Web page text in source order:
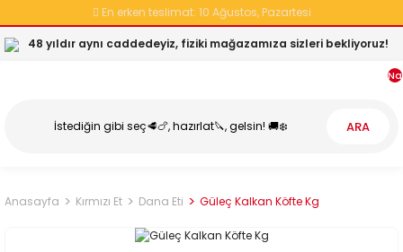
En erken teslimat: 10 Ağustos, Pazartesi
48 yıldır aynı caddedeyiz, fiziki mağazamıza sizleri bekliyoruz!
ARA
Anasayfa Kırmızı Et Dana Eti Güleç Kalkan Köfte Kg